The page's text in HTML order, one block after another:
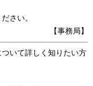
さい。
【事務局】
いて詳しく知りたい方